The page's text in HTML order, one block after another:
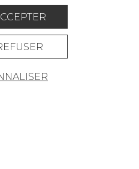
Lexique
légales